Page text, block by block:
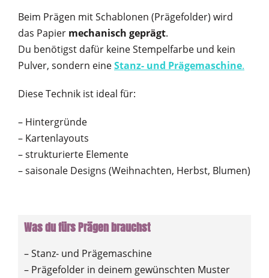
Beim Prägen mit Schablonen (Prägefolder) wird
das Papier mechanisch geprägt.
Du benötigst dafür keine Stempelfarbe und kein
Pulver, sondern eineStanz- und Prägemaschine.
Diese Technik ist ideal für:
– Hintergründe
– Kartenlayouts
– strukturierte Elemente
– saisonale Designs (Weihnachten, Herbst, Blumen)
Was du fürs Prägen brauchst
– Stanz- und Prägemaschine
– Prägefolder in deinem gewünschten Muster